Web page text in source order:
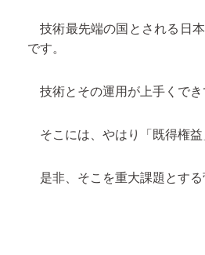
技術最先端の国とされる日
です。
技術とその運用が上手くでき
そこには、やはり「既得権益
是非、そこを重大課題とする